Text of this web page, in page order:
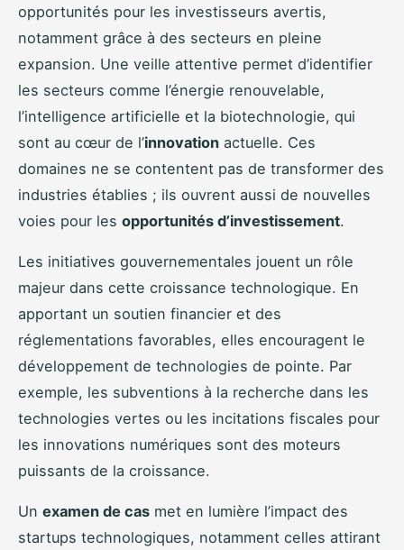
opportunités pour les investisseurs avertis,
notamment grâce à des secteurs en pleine
expansion. Une veille attentive permet d’identifier
les secteurs comme l’énergie renouvelable,
l’intelligence artificielle et la biotechnologie, qui
sont au cœur de l’innovation actuelle. Ces
domaines ne se contentent pas de transformer des
industries établies ; ils ouvrent aussi de nouvelles
voies pour les opportunités d’investissement.
Les initiatives gouvernementales jouent un rôle
majeur dans cette croissance technologique. En
apportant un soutien financier et des
réglementations favorables, elles encouragent le
développement de technologies de pointe. Par
exemple, les subventions à la recherche dans les
technologies vertes ou les incitations fiscales pour
les innovations numériques sont des moteurs
puissants de la croissance.
Un examen de cas met en lumière l’impact des
startups technologiques, notamment celles attirant